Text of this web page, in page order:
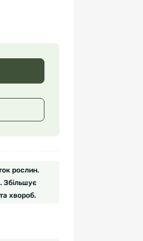
рослин.
Збільшує
хвороб.